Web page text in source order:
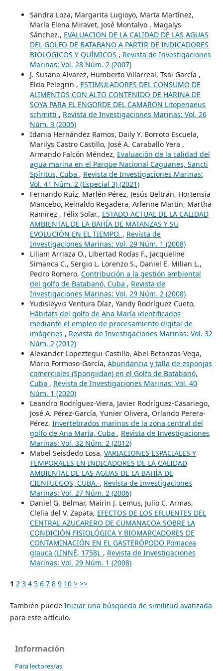
Sandra Loza, Margarita Lugioyo, Marta Martínez,
María Elena Miravet, José Montalvo , Magalys
Sánchez., EVALUACION DE LA CALIDAD DE LAS AGUAS
DEL GOLFO DE BATABANO A PARTIR DE INDICADORES
BIOLOGICOS Y QUÍMICOS , Revista de Investigaciones
Marinas: Vol. 28 Núm. 2 (2007)
J. Susana Alvarez, Humberto Villarreal, Tsai García ,
Elda Pelegrin , ESTIMULADORES DEL CONSUMO DE
ALIMENTOS CON ALTO CONTENIDO DE HARINA DE
SOYA PARA EL ENGORDE DEL CAMARON Litopenaeus
schmitti , Revista de Investigaciones Marinas: Vol. 26
Núm. 3 (2005)
Idania Hernández Ramos, Daily Y. Borroto Escuela,
Marilys Castro Castillo, José A. Caraballo Yera ,
Armando Falcón Méndez, Evaluación de la calidad del
agua marina en el Parque Nacional Caguanes, Sancti
Spíritus, Cuba , Revista de Investigaciones Marinas:
Vol. 41 Núm. 2 (Especial 3) (2021)
Fernando Ruiz, Marlén Pérez, Jesús Beltrán, Hortensia
Mancebo, Reinaldo Regadera, Arlenne Martín, Martha
Ramírez , Félix Solar., ESTADO ACTUAL DE LA CALIDAD
AMBIENTAL DE LA BAHÍA DE MATANZAS Y SU
EVOLUCIÓN EN EL TIEMPO. , Revista de
Investigaciones Marinas: Vol. 29 Núm. 1 (2008)
Liliam Arriaza O., Libertad Rodas F., Jacqueline
Simanca C., Sergio L. Lorenzo S., Daniel E. Milian L.,
Pedro Romero, Contribución a la gestión ambiental
del golfo de Batabanó, Cuba , Revista de
Investigaciones Marinas: Vol. 29 Núm. 2 (2008)
Yudisleyvis Ventura Díaz, Yandy Rodríguez Cueto,
Hábitats del golfo de Ana María identificados
mediante el empleo de procesamiento digital de
imágenes , Revista de Investigaciones Marinas: Vol. 32
Núm. 2 (2012)
Alexander Lopeztegui-Castillo, Abel Betanzos-Vega,
Mario Formoso-García, Abundancia y talla de esponjas
comerciales (Spongiidae) en el Golfo de Batabanó,
Cuba , Revista de Investigaciones Marinas: Vol. 40
Núm. 1 (2020)
Leandro Rodríguez-Viera, Javier Rodríguez-Casariego,
José A. Pérez-García, Yunier Olivera, Orlando Perera-
Pérez, Invertebrados marinos de la zona central del
golfo de Ana María, Cuba , Revista de Investigaciones
Marinas: Vol. 32 Núm. 2 (2012)
Mabel Seisdedo Losa, VARIACIONES ESPACIALES Y
TEMPORALES EN INDICADORES DE LA CALIDAD
AMBIENTAL DE LAS AGUAS DE LA BAHÍA DE
CIENFUEGOS, CUBA. , Revista de Investigaciones
Marinas: Vol. 27 Núm. 2 (2006)
Daniel G. Belmar, Mairin J. Lemus, Julio C. Armas,
Clelia del V. Zapata, EFECTOS DE LOS EFLUENTES DEL
CENTRAL AZUCARERO DE CUMANACOA SOBRE LA
CONDICIÓN FISIOLÓGICA Y BIOMARCADORES DE
CONTAMINACIÓN EN EL GASTERÓPODO Pomacea
glauca (LINNÉ, 1758). , Revista de Investigaciones
Marinas: Vol. 29 Núm. 1 (2008)
1 2 3 4 5 6 7 8 9 10 > >>
También puede Iniciar una búsqueda de similitud avanzada
para este artículo.
Información
Para lectores/as